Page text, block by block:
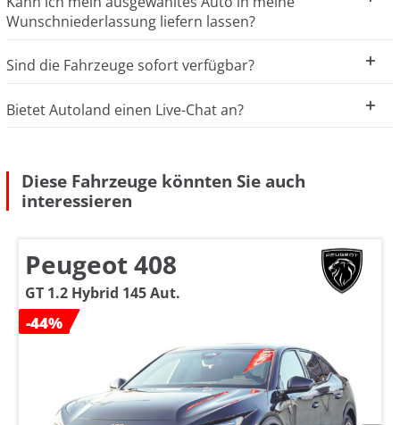
Wunschniederlassung liefern lassen?
Sind die Fahrzeuge sofort verfügbar?
Bietet Autoland einen Live-Chat an?
Diese Fahrzeuge könnten Sie auch
interessieren
Peugeot 408
GT 1.2 Hybrid 145 Aut.
-44%